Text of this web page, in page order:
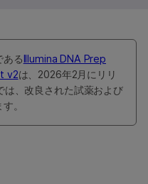
あるIllumina DNA Prep
v2は、2026年2月にリリ
は、改良された試薬および
。